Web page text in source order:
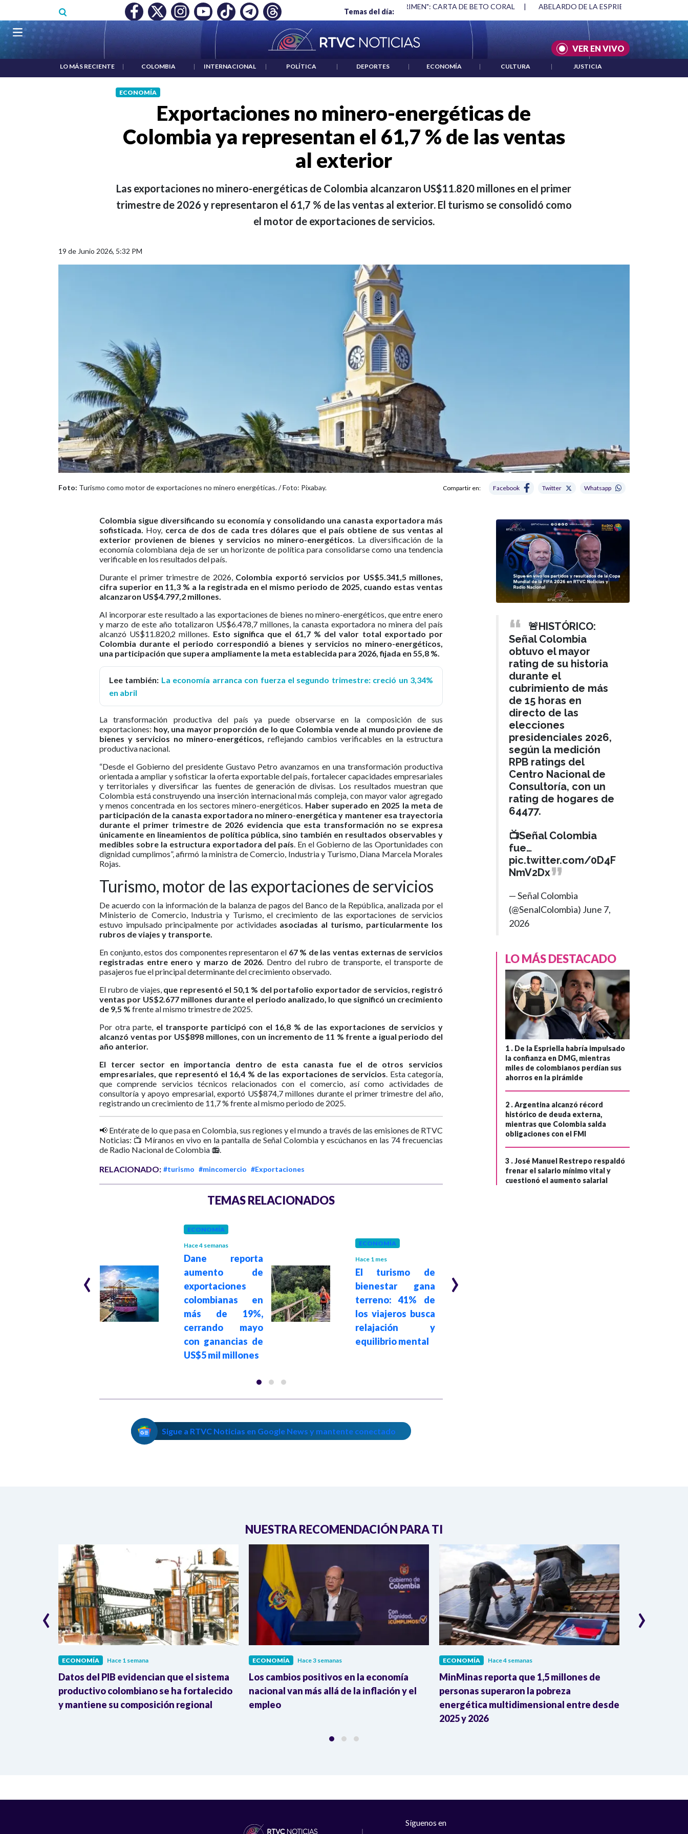
Temas del día:
MÍNIMO NO DESTRUYÓ EMPLEO: JP MORGAN | "HABLAR NO ES UN CRIMEN": CARTA DE BETO CORAL ABELARDO DE LA ESPRIELLA Y DMG | ACUERDOS ENTRE ESTADOS UNIDOS E
VER EN VIVO
Navegación principal
LO MÁS RECIENTE | COLOMBIA | INTERNACIONAL | POLÍTICA | DEPORTES | ECONOMÍA | CULTURA | JUSTICIA
ECONOMÍA
Exportaciones no minero-energéticas de
Colombia ya representan el 61,7 % de las ventas
al exterior
Las exportaciones no minero-energéticas de Colombia alcanzaron US$11.820 millones en el primer
trimestre de 2026 y representaron el 61,7 % de las ventas al exterior. El turismo se consolidó como
el motor de exportaciones de servicios.
19 de Junio 2026, 5:32 PM
Foto: Turismo como motor de exportaciones no minero energéticas. / Foto: Pixabay. Compartir en: Facebook Twitter Whatsapp
Colombia sigue diversificando su economía y consolidando una canasta exportadora más
sofisticada. Hoy, cerca de dos de cada tres dólares que el país obtiene de sus ventas al
exterior provienen de bienes y servicios no minero-energéticos. La diversificación de la
economía colombiana deja de ser un horizonte de política para consolidarse como una tendencia
verificable en los resultados del país.
Durante el primer trimestre de 2026, Colombia exportó servicios por US$5.341,5 millones,
cifra superior en 11,3 % a la registrada en el mismo periodo de 2025, cuando estas ventas
alcanzaron US$4.797,2 millones.
Al incorporar este resultado a las exportaciones de bienes no minero-energéticos, que entre enero
y marzo de este año totalizaron US$6.478,7 millones, la canasta exportadora no minera del país
alcanzó US$11.820,2 millones. Esto significa que el 61,7 % del valor total exportado por
Colombia durante el periodo correspondió a bienes y servicios no minero-energéticos,
una participación que supera ampliamente la meta establecida para 2026, fijada en 55,8 %.
Lee también: La economía arranca con fuerza el segundo trimestre: creció un 3,34%
en abril
La transformación productiva del país ya puede observarse en la composición de sus
exportaciones: hoy, una mayor proporción de lo que Colombia vende al mundo proviene de
bienes y servicios no minero-energéticos, reflejando cambios verificables en la estructura
productiva nacional.
“Desde el Gobierno del presidente Gustavo Petro avanzamos en una transformación productiva
orientada a ampliar y sofisticar la oferta exportable del país, fortalecer capacidades empresariales
y territoriales y diversificar las fuentes de generación de divisas. Los resultados muestran que
Colombia está construyendo una inserción internacional más compleja, con mayor valor agregado
y menos concentrada en los sectores minero-energéticos. Haber superado en 2025 la meta de
participación de la canasta exportadora no minero-energética y mantener esa trayectoria
durante el primer trimestre de 2026 evidencia que esta transformación no se expresa
únicamente en lineamientos de política pública, sino también en resultados observables y
medibles sobre la estructura exportadora del país. En el Gobierno de las Oportunidades con
dignidad cumplimos”, afirmó la ministra de Comercio, Industria y Turismo, Diana Marcela Morales
Rojas.
Turismo, motor de las exportaciones de servicios
De acuerdo con la información de la balanza de pagos del Banco de la República, analizada por el
Ministerio de Comercio, Industria y Turismo, el crecimiento de las exportaciones de servicios
estuvo impulsado principalmente por actividades asociadas al turismo, particularmente los
rubros de viajes y transporte.
En conjunto, estos dos componentes representaron el 67 % de las ventas externas de servicios
registradas entre enero y marzo de 2026. Dentro del rubro de transporte, el transporte de
pasajeros fue el principal determinante del crecimiento observado.
El rubro de viajes, que representó el 50,1 % del portafolio exportador de servicios, registró
ventas por US$2.677 millones durante el periodo analizado, lo que significó un crecimiento
de 9,5 % frente al mismo trimestre de 2025.
Por otra parte, el transporte participó con el 16,8 % de las exportaciones de servicios y
alcanzó ventas por US$898 millones, con un incremento de 11 % frente a igual periodo del
año anterior.
El tercer sector en importancia dentro de esta canasta fue el de otros servicios
empresariales, que representó el 16,4 % de las exportaciones de servicios. Esta categoría,
que comprende servicios técnicos relacionados con el comercio, así como actividades de
consultoría y apoyo empresarial, exportó US$874,7 millones durante el primer trimestre del año,
registrando un crecimiento de 11,7 % frente al mismo periodo de 2025.
📢 Entérate de lo que pasa en Colombia, sus regiones y el mundo a través de las emisiones de RTVC
Noticias: 📺 Míranos en vivo en la pantalla de Señal Colombia y escúchanos en las 74 frecuencias
de Radio Nacional de Colombia 📻.
RELACIONADO: #turismo #mincomercio #Exportaciones
TEMAS RELACIONADOS
Colombia: 19,6
millones de
ECONOMÍA
Hace 4 semanas
Dane reporta
aumento de
exportaciones
colombianas en
más de 19%,
cerrando mayo
con ganancias de
US$5 mil millones
ECONOMÍA
Hace 1 mes
El turismo de
bienestar gana
terreno: 41% de
los viajeros busca
relajación y
equilibrio mental
‹ ›
Sigue a RTVC Noticias en Google News y mantente conectado
🚨HISTÓRICO:
Señal Colombia
obtuvo el mayor
rating de su historia
durante el
cubrimiento de más
de 15 horas en
directo de las
elecciones
presidenciales 2026,
según la medición
RPB ratings del
Centro Nacional de
Consultoría, con un
rating de hogares de
64477.
📺Señal Colombia
fue…
pic.twitter.com/0D4F
NmV2Dx
— Señal Colombia
(@SenalColombia) June 7,
2026
LO MÁS DESTACADO
1 . De la Espriella habría impulsado
la confianza en DMG, mientras
miles de colombianos perdían sus
ahorros en la pirámide
2 .Argentina alcanzó récord
histórico de deuda externa,
mientras que Colombia salda
obligaciones con el FMI
3 .José Manuel Restrepo respaldó
frenar el salario mínimo vital y
cuestionó el aumento salarial
NUESTRA RECOMENDACIÓN PARA TI
ECONOMÍA Hace 1 semana
Datos del PIB evidencian que el sistema
productivo colombiano se ha fortalecido
y mantiene su composición regional
ECONOMÍA Hace 3 semanas
Los cambios positivos en la economía
nacional van más allá de la inflación y el
empleo
ECONOMÍA Hace 4 semanas
MinMinas reporta que 1,5 millones de
personas superaron la pobreza
energética multidimensional entre desde
2025 y 2026
‹ ›
Síguenos en